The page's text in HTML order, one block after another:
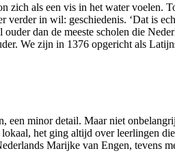
als een vis in het water voelen.
in wil: geschiedenis. ‘Dat is
dan de meeste scholen die
We zijn in 1376 opgericht als
minor detail. Maar niet
het ging altijd over leerlingen
Marijke van Engen, tevens